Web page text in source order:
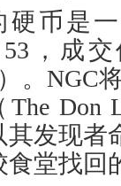
硬币是
，成交
。NGC
Don
其发现
食堂找回